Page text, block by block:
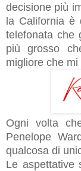
decisione più
la California è
telefonata che
più grosso
migliore che
Ogni volta
Penelope
qualcosa di
Le aspettative